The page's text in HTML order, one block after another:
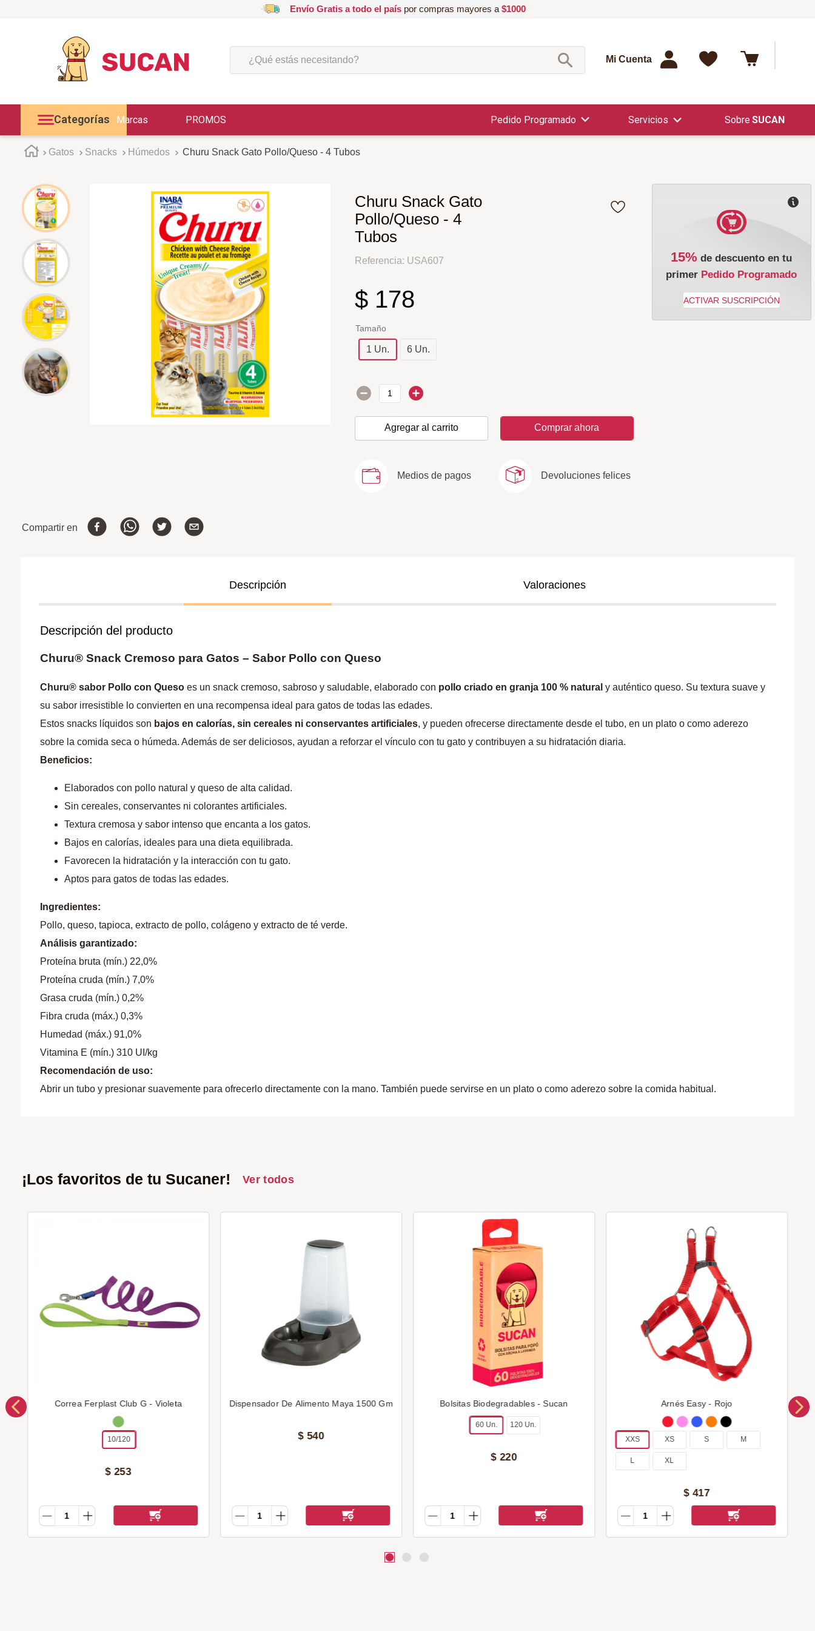
Envío Gratis a todo el paíspor compras mayores a $1000
¿Qué estás necesitando?
Mi Cuenta
Categorías Marcas PROMOS Pedido Programado Servicios SUCAN
Gatos Snacks Húmedos Churu Snack Gato Pollo/Queso - 4 Tubos
Churu Snack Gato
Pollo/Queso - 4
Tubos
Referencia: USA607
$ 178
Tamaño
1 Un. 6 Un.
Agregar al carrito Comprar ahora
15% de descuento en tu
primer Pedido Programado
Medios de pagos Devoluciones felices
Compartir en
Descripción Valoraciones
Descripción del producto
Churu® Snack Cremoso para Gatos – Sabor Pollo con Queso
Churu® sabor Pollo con Queso es un snack cremoso, sabroso y saludable, elaborado con pollo criado en granja 100 % natural y auténtico queso. Su textura suave y
su sabor irresistible lo convierten en una recompensa ideal para gatos de todas las edades.
Estos snacks líquidos son bajos en calorías, sin cereales ni conservantes artificiales, y pueden ofrecerse directamente desde el tubo, en un plato o como aderezo
sobre la comida seca o húmeda. Además de ser deliciosos, ayudan a reforzar el vínculo con tu gato y contribuyen a su hidratación diaria.
Beneficios:
Elaborados con pollo natural y queso de alta calidad.
Sin cereales, conservantes ni colorantes artificiales.
Textura cremosa y sabor intenso que encanta a los gatos.
Bajos en calorías, ideales para una dieta equilibrada.
Favorecen la hidratación y la interacción con tu gato.
Aptos para gatos de todas las edades.
Ingredientes:
Pollo, queso, tapioca, extracto de pollo, colágeno y extracto de té verde.
Análisis garantizado:
Proteína bruta (mín.) 22,0%
Proteína cruda (mín.) 7,0%
Grasa cruda (mín.) 0,2%
Fibra cruda (máx.) 0,3%
Humedad (máx.) 91,0%
Vitamina E (mín.) 310 UI/kg
Recomendación de uso:
Abrir un tubo y presionar suavemente para ofrecerlo directamente con la mano. También puede servirse en un plato o como aderezo sobre la comida habitual.
¡Los favoritos de tu Sucaner! Ver todos
Correa Ferplast Club G - Violeta
10/120
$ 253
Dispensador De Alimento Maya 1500 Gm
$ 540
Bolsitas Biodegradables - Sucan
60 Un. 120 Un.
$ 220
Arnés Easy - Rojo
XXS XS S M
L XL
$ 417